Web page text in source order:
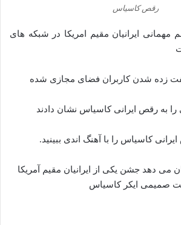
رقص کاسیاس
ایرانیان مقیم امریکا در شبکه های
زده شدن کاربران فضای مجازی شده
به رقص ایرانی کاسیاس نشان دادند
کاسیاس را با آهنگ اندی ببینید.
می دهد جشن یکی از ایرانیان مقیم آمریکا
صمیمی ایکر کاسیاس